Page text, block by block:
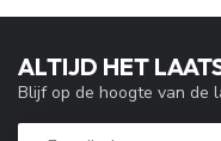
ALTIJD HET
Blijf op de hoogte van de